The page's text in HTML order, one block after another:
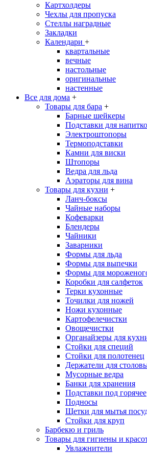
Картхолдеры
Чехлы для пропуска
Стеллы наградные
Закладки
Календари +
квартальные
вечные
настольные
оригинальные
настенные
Все для дома +
Товары для бара +
Барные шейкеры
Подставки для
Электроштопоры
Термоподставки
Камни для виски
Штопоры
Ведра для льда
Аэраторы для вина
Товары для кухни +
Ланч-боксы
Чайные наборы
Кофеварки
Блендеры
Чайники
Заварники
Формы для льда
Формы для выпечки
Формы для
Коробки для салфеток
Терки кухонные
Точилки для ножей
Ножи кухонные
Картофелечистки
Овощечистки
Органайзеры для
Стойки для специй
Стойки для полотенец
Держатели для
Мусорные ведра
Банки для хранения
Подставки под горячее
Подносы
Щетки для мытья
Стойки для круп
Барбекю и гриль
Товары для гигиены и
Увлажнители